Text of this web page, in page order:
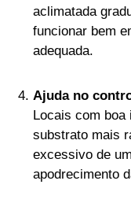
aclimatada
funcionar bem
adequada.
Ajuda no
Locais com boa
substrato mais
excessivo de
apodrecimento